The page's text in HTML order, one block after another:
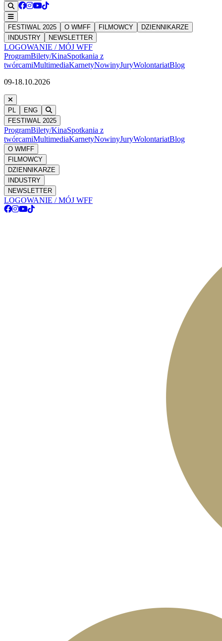
FESTIWAL 2025 O WMFF FILMOWCY
DZIENNIKARZE
INDUSTRY
NEWSLETTER
LOGOWANIE / MÓJ WFF
ProgramBilety/KinaSpotkania z
twórcamiMultimediaKarnetyNowinyJuryWolontariatBlog
09-18.10.2026
PL
ENG
FESTIWAL 2025
ProgramBilety/KinaSpotkania z
twórcamiMultimediaKarnetyNowinyJuryWolontariatBlog
O WMFF
FILMOWCY
DZIENNIKARZE
INDUSTRY
NEWSLETTER
LOGOWANIE / MÓJ WFF